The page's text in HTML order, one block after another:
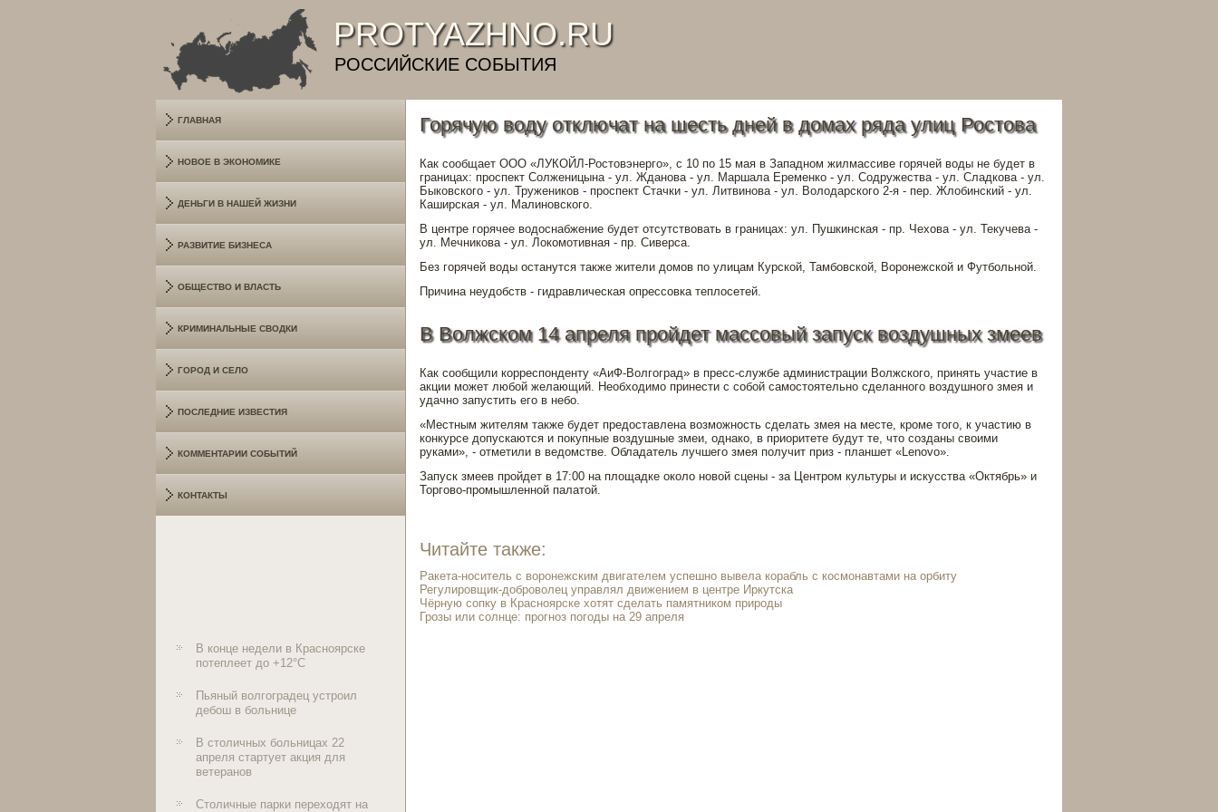
PROTYAZHNO.RU
РОССИЙСКИЕ СОБЫТИЯ
ГЛАВНАЯ
НОВОЕ В ЭКОНОМИКЕ
ДЕНЬГИ В НАШЕЙ ЖИЗНИ
РАЗВИТИЕ БИЗНЕСА
ОБЩЕСТВО И ВЛАСТЬ
КРИМИНАЛЬНЫЕ СВОДКИ
ГОРОД И СЕЛО
ПОСЛЕДНИЕ ИЗВЕСТИЯ
КОММЕНТАРИИ СОБЫТИЙ
КОНТАКТЫ
В конце недели в Красноярске
потеплеет до +12°C
Пьяный волгоградец устроил
дебош в больнице
В столичных больницах 22
апреля стартует акция для
ветеранов
Столичные парки переходят на
Горячую воду отключат на шесть дней в домах ряда улиц Ростова
Как сообщает ООО «ЛУКОЙЛ-Ростовэнерго», с 10 по 15 мая в Западном жилмассиве горячей воды не будет в
границах: проспект Солженицына - ул. Жданова - ул. Маршала Еременко - ул. Содружества - ул. Сладкова - ул.
Быковского - ул. Тружеников - проспект Стачки - ул. Литвинова - ул. Володарского 2-я - пер. Жлобинский - ул.
Каширская - ул. Малиновского.
В центре горячее водоснабжение будет отсутствовать в границах: ул. Пушкинская - пр. Чехова - ул. Текучева -
ул. Мечникова - ул. Локомотивная - пр. Сиверса.
Без горячей воды останутся также жители домов по улицам Курской, Тамбовской, Воронежской и Футбольной.
Причина неудобств - гидравлическая опрессовка теплосетей.
В Волжском 14 апреля пройдет массовый запуск воздушных змеев
Как сообщили корреспонденту «АиФ-Волгоград» в пресс-службе администрации Волжского, принять участие в
акции может любой желающий. Необходимо принести с собой самостоятельно сделанного воздушного змея и
удачно запустить его в небо.
«Местным жителям также будет предоставлена возможность сделать змея на месте, кроме того, к участию в
конкурсе допускаются и покупные воздушные змеи, однако, в приоритете будут те, что созданы своими
руками», - отметили в ведомстве. Обладатель лучшего змея получит приз - планшет «Lenovo».
Запуск змеев пройдет в 17:00 на площадке около новой сцены - за Центром культуры и искусства «Октябрь» и
Торгово-промышленной палатой.
Читайте также:
Ракета-носитель с воронежским двигателем успешно вывела корабль с космонавтами на орбиту
Регулировщик-доброволец управлял движением в центре Иркутска
Чёрную сопку в Красноярске хотят сделать памятником природы
Грозы или солнце: прогноз погоды на 29 апреля